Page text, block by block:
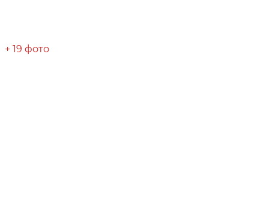
+ 19 фото